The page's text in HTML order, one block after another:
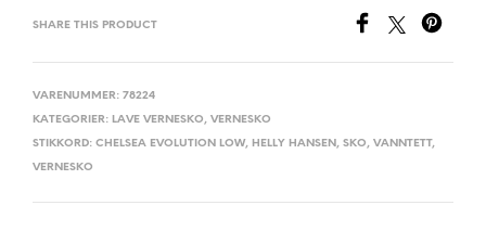
SHARE THIS PRODUCT
VARENUMMER: 78224
KATEGORIER: LAVE VERNESKO, VERNESKO
STIKKORD: CHELSEA EVOLUTION LOW, HELLY HANSEN , SKO, VANNTETT,
VERNESKO